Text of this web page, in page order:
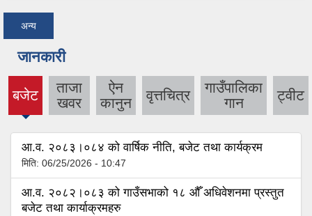
अन्य
जानकारी
बजेट
(active
tab)
ताजा
खवर
ऐन
कानुन
वृत्तचित्र
गाउँपालिका
गान
ट्वीट
आ.व. २०८३।०८४ को वार्षिक नीति, बजेट तथा कार्यक्रम
मिति: 06/25/2026 - 10:47
आ.व. २०८२।०८३ को गाउँसभाको १८ औँ अधिवेशनमा प्रस्तुत
बजेट तथा कार्याक्रमहरु